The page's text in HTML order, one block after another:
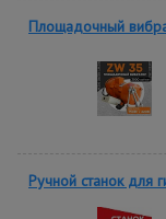
Площадочный
Ручной станок для